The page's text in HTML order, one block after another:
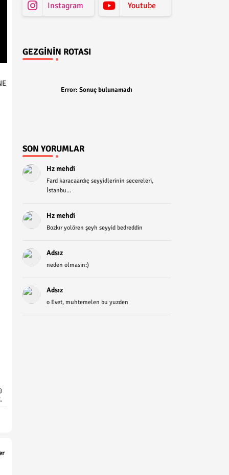
Instagram Youtube
GEZGININ ROTASI
Error: Sonuç bulunamadı
SON YORUMLAR
Hz mehdi
Fard karacaardıç seyyidlerinin secereleri,
İstanbu...
Hz mehdi
Bozkır yolören şeyh seyyid bedreddin
Adsız
neden olmasin:)
Adsız
o Evet, muhtemelen bu yuzden